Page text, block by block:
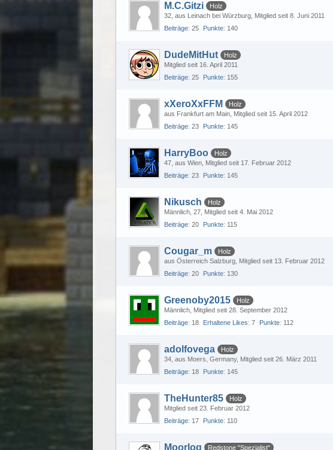
M.C.Gitzi
Holz
32 aus Leinach bei Würzburg
Mitglied seit 8. Juni 2011
Beiträge 25 Punkte 140
DudeMitHut
Holz
Mitglied seit 16. April 2011
Beiträge 25 Punkte 155
xXeroXxFFM
Holz
aus Frankfurt am Main
Mitglied seit 15. April 2012
Beiträge 23 Punkte 145
HarryBoo
Holz
47 aus Wien
Mitglied seit 17. Februar 2012
Beiträge 23 Punkte 145
Nikusch
Holz
Männlich 27
Mitglied seit 4. Mai 2012
Beiträge 20 Punkte 115
Cougar_m
Holz
aus Österreich Salzburg
Mitglied seit 13. Februar 2012
Beiträge 20 Punkte 130
Greenoby2015
Holz
Männlich
Mitglied seit 28. September 2012
Beiträge
18 Erhaltene Likes 7 Punkte 112
adolfovega
Holz
34 aus Moers, Germany
Mitglied seit 26. März 2011
Beiträge
18 Punkte 145
TheHunter85
Holz
Mitglied seit 23. Februar 2012
Beiträge
17 Punkte 110
Moorlog Redstone "Spezialist"